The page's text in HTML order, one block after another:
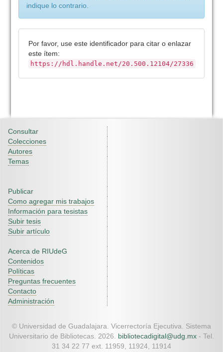
indique lo contrario.
Por favor, use este identificador para citar o enlazar
este ítem:
https://hdl.handle.net/20.500.12104/27336
Consultar
Colecciones
Autores
Temas
Publicar
Como agregar mis trabajos
Información para tesistas
Subir tesis
Subir artículo
Acerca de RIUdeG
Contenidos
Políticas
Preguntas frecuentes
Contacto
Administración
© Universidad de Guadalajara. Vicerrectoría Ejecutiva. Sistema
Universitario de Bibliotecas. 2026. bibliotecadigital@udg.mx - Tel.
31 34 22 77 ext. 11959, 11924, 11914